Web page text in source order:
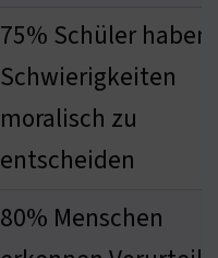
75% Schüler haben
Schwierigkeiten
moralisch zu
entscheiden
80% Menschen